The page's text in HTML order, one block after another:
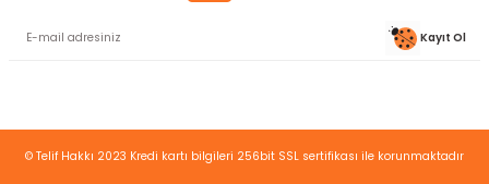
Kayıt Ol
© Telif Hakkı 2023 Kredi kartı bilgileri 256bit SSL sertifikası ile korunmaktadır